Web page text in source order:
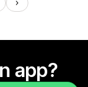
app?